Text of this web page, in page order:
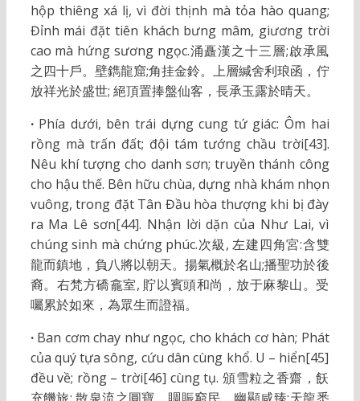
hộp thiêng xá lị, vì đời thịnh mà tỏa hào quang;
Đỉnh mái đặt tiên khách bưng mâm, giương trời
cao mà hứng sương ngọc.涌矗漢之十三層;啟承風
之四十戶。壁鐫龍窟;角挂金鈴。上層緘舍利琅函，佇
放祥光於盛世; 絕頂置捧盤仙客，長承玉露於晴天。
·Phía dưới, bên trái dựng cung tứ giác: Ôm hai
rồng mà trấn đất; đội tám tướng chầu trời[43].
Nêu khí tượng cho danh sơn; truyền thánh công
cho hậu thế. Bên hữu chùa, dựng nhà khám nhọn
vuông, trong đặt Tân Đầu hòa thượng khi bị đày
ra Ma Lê sơn[44]. Nhận lời dặn của Như Lai, vì
chúng sinh mà chứng phúc.次級, 左建四角宮:含雙
龍而鎮地，負八將以朝天。揚氣概於名山;播聖功於後
裔。右梵方礄龕室, 貯以賓頭和尚，放于麻黎山。受
囑累於如來，為眾生而證福。
·Ban cơm chay như ngọc, cho khách cơ hàn; Phát
của quý tựa sông, cứu dân cùng khổ. U – hiển[45]
đều về; rồng – trời[46] cùng tụ. 頒雪粒之香齋，飫